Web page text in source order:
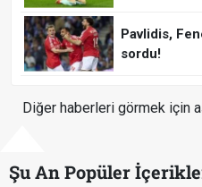
Pavlidis,
sordu!
Diğer haberleri görmek için
Şu An Popüler